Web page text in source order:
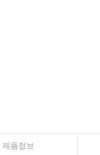
제품정보